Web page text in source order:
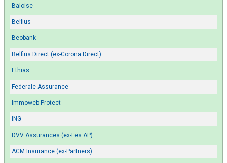
Baloise
Belfius
Beobank
Belfius Direct (ex-Corona Direct)
Ethias
Federale Assurance
Immoweb Protect
ING
DVV Assurances (ex-Les AP)
ACM Insurance (ex-Partners)